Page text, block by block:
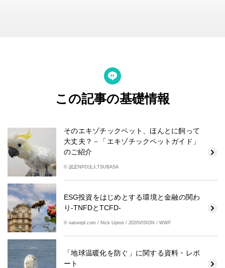
この記事の基礎情報
そのエキゾチックペット、ほんとに飼って
大丈夫？－「エキゾチックペットガイド」
のご紹介
© 認定NPO法人TSUBASA
ESG投資をはじめとする環境と金融の関わ
り-TNFDとTCFD-
© naturepl.com / Nick Upton / 2020VISION / WWF
「地球温暖化を防ぐ」に関する資料・レポ
ート